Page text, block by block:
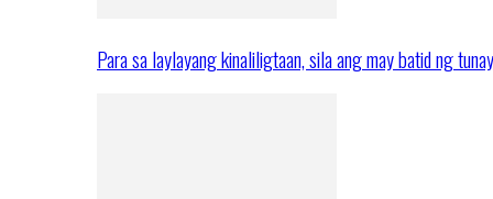
Para sa laylayang kinaliligtaan, sila ang may batid ng